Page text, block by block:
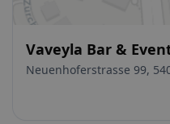
Vaveyla Bar &
Neuenhoferstrasse 99,